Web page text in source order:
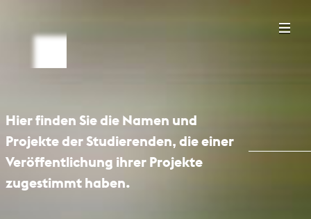
Hier finden Sie die Namen und
Projekte der Studierenden, die einer
Veröffentlichung ihrer Projekte
zugestimmt haben.